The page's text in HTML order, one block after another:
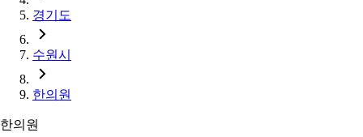
경기도
수원시
한의원
한의원